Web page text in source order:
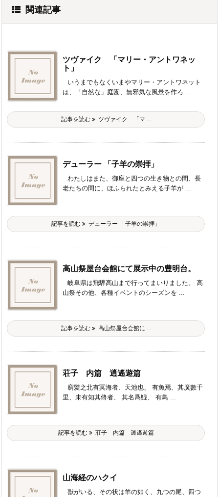
関連記事
ツヴァイク 「マリー・アントワネッ
ト」
いうまでもなくいまやマリー・アントワネット
は、「自然な」庭園、無邪気な風景を作ろ ...
記事を読む ツヴァイク 「マ ...
デューラー 「子羊の崇拝」
わたしはまた、御座と四つの生き物との間、長
老たちの間に、ほふられたとみえる子羊が ...
記事を読む デューラー 「子羊の崇拝」
高山祭屋台会館にて展示中の豊明台。
岐阜県は飛騨高山まで行ってまいりました。 高
山祭その他、各種イベントのシーズンを ...
記事を読む 高山祭屋台会館に ...
荘子 内篇 逍遙遊篇
窮髪之北有冥海者、天池也、 有魚焉、其廣數千
里、未有知其脩者、 其名爲鯤、 有鳥 ...
記事を読む 荘子 内篇 逍遙遊篇
山海経のハクイ
獣がいる、その状は羊の如く、九つの尾、四つ